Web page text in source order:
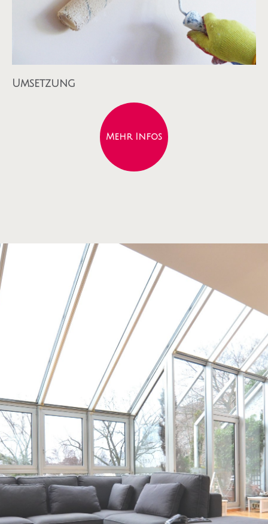
Umsetzung
Mehr Infos